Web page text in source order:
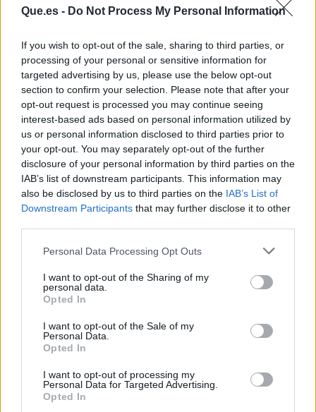
Que.es - Do Not Process My Personal Information
If you wish to opt-out of the sale, sharing to third parties, or
processing of your personal or sensitive information for
targeted advertising by us, please use the below opt-out
section to confirm your selection. Please note that after your
opt-out request is processed you may continue seeing
interest-based ads based on personal information utilized by
us or personal information disclosed to third parties prior to
your opt-out. You may separately opt-out of the further
disclosure of your personal information by third parties on the
IAB’s list of downstream participants. This information may
also be disclosed by us to third parties on the IAB’s List of
Downstream Participants that may further disclose it to other
Personal Data Processing Opt Outs
I want to opt-out of the Sharing of my
personal data.
Opted In
I want to opt-out of the Sale of my
Personal Data.
Opted In
I want to opt-out of processing my
Personal Data for Targeted Advertising.
Opted In
El precio de la luz sube
un 4,9%, hasta los
219,21 euros/MWh
Las temperaturas
empiezan hoy a subir en
todo el país y cuatro
provincias estarán en
riesgo por oleaje